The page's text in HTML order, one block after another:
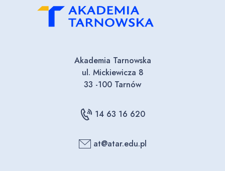
Akademia Tarnowska
ul. Mickiewicza 8
33 -100 Tarnów
14 63 16 620
at@atar.edu.pl